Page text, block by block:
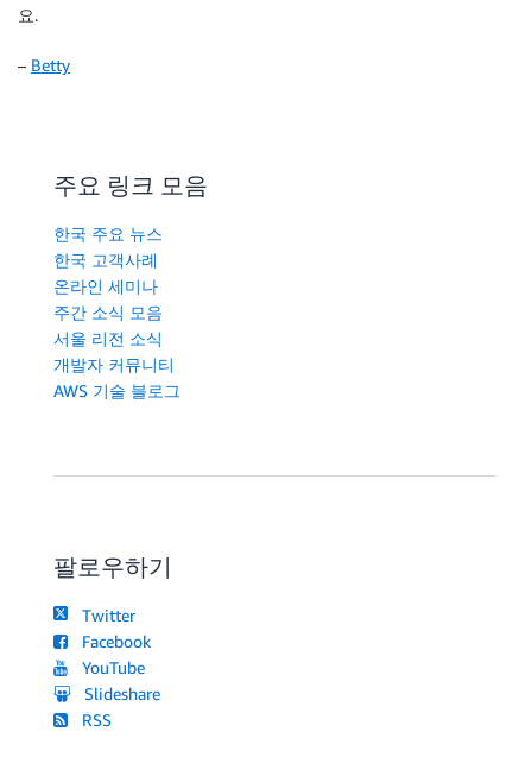
요.
– Betty
주요 링크 모음
한국 주요 뉴스
한국 고객사례
온라인 세미나
주간 소식 모음
서울 리전 소식
개발자 커뮤니티
AWS 기술 블로그
팔로우하기
Twitter
Facebook
YouTube
Slideshare
RSS